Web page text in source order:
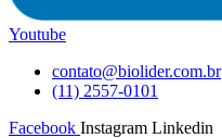
Youtube
contato@biolider.com.br
(11) 2557-0101
Facebook Instagram Linkedin